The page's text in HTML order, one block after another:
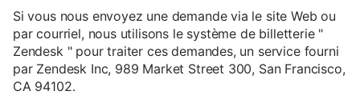
Si vous nous envoyez une demande via le site Web ou
par courriel, nous utilisons le système de billetterie "
Zendesk " pour traiter ces demandes, un service fourni
par Zendesk Inc, 989 Market Street 300, San Francisco,
CA 94102.